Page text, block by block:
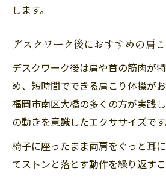
します。
デスクワーク後におすすめの肩
デスクワーク後は肩や首の筋肉が
め、短時間でできる肩こり体操が
福岡市南区大橋の多くの方が実践
の動きを意識したエクササイズです
椅子に座ったまま両肩をぐっと耳
てストンと落とす動作を繰り返す